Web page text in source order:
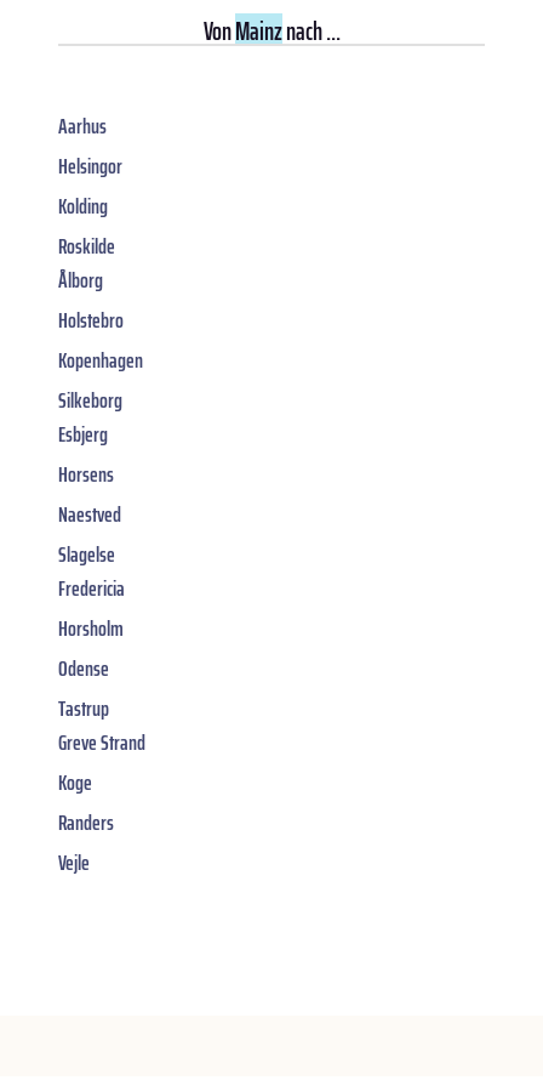
VonMainznach ...
Aarhus
Helsingor
Kolding
Roskilde
Ålborg
Holstebro
Kopenhagen
Silkeborg
Esbjerg
Horsens
Naestved
Slagelse
Fredericia
Horsholm
Odense
Tastrup
Greve Strand
Koge
Randers
Vejle